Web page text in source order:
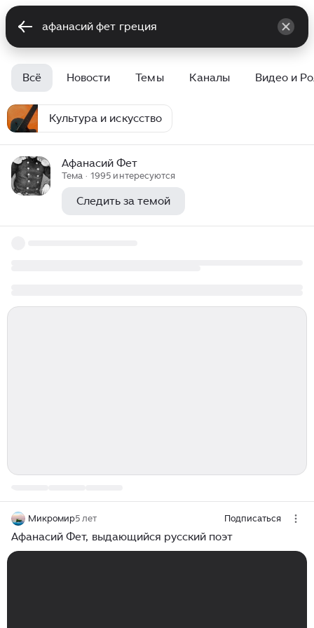
Всё Новости Темы Каналы Видео и
Культура и искусство
Афанасий Фет
Тема · 1995 интересуются
Следить за темой
Микромир5 лет Подписаться
Афанасий Фет, выдающийся русский поэт